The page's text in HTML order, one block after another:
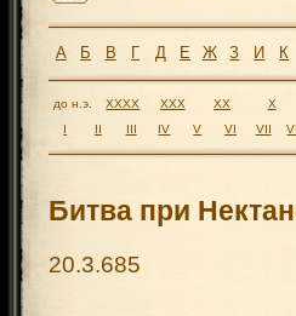
А Б В Г Д Е Ж З И К
до н.э. XXXX XXX XX X
I
II III IV V VI VII
Битва при
20.3.685